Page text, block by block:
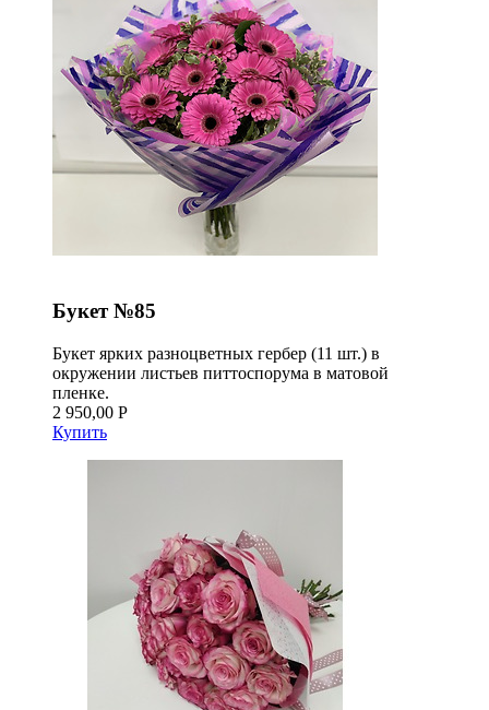
Букет №85
Букет ярких разноцветных гербер (11 шт.) в
окружении листьев питтоспорума в матовой
пленке.
2 950,00 Р
Купить